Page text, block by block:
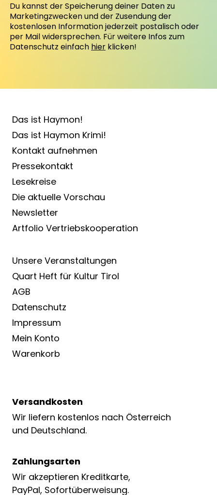
Du kannst der Speicherung deiner Daten zu
Marketingzwecken und der Zusendung der
kostenlosen Information jederzeit postalisch oder
per Mail widersprechen. Für weitere Infos zum
Datenschutz einfach hier klicken!
Das ist Haymon!
Das ist Haymon Krimi!
Kontakt aufnehmen
Pressekontakt
Lesekreise
Die aktuelle Vorschau
Newsletter
Artfolio Vertriebs­kooperation
Unsere Veranstaltungen
Quart Heft für Kultur Tirol
AGB
Datenschutz
Impressum
Mein Konto
Warenkorb
Versandkosten
Wir liefern kostenlos nach Österreich
und Deutschland.
Zahlungsarten
Wir akzeptieren Kreditkarte,
PayPal, Sofortüberweisung.